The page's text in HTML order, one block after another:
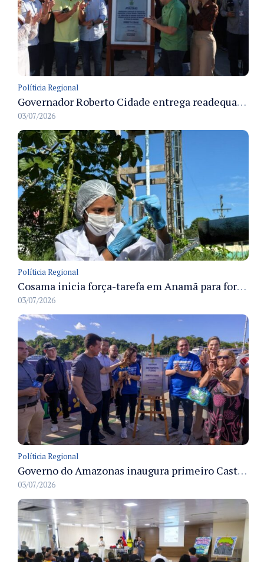
Políticia Regional
Governador Roberto Cidade entrega readequação do ambulatório da FCecon e amplia capacidade de atendimento oncológico em Manaus
03/07/2026
Políticia Regional
Cosama inicia força-tarefa em Anamã para fortalecer abastecimento de água e segurança hídrica da população
03/07/2026
Políticia Regional
Governo do Amazonas inaugura primeiro Castramóvel Fluvial para atendimento veterinário às comunidades ribeirinhas e castração gratuita
03/07/2026